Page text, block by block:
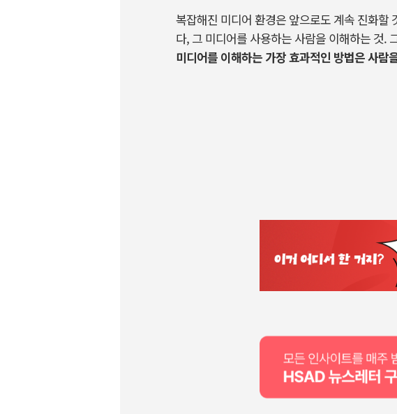
복잡해진 미디어 환경은 앞으로도 계속 진화할
다, 그 미디어를 사용하는 사람을 이해하는 것.
미디어를 이해하는 가장효과적인 방법은사람